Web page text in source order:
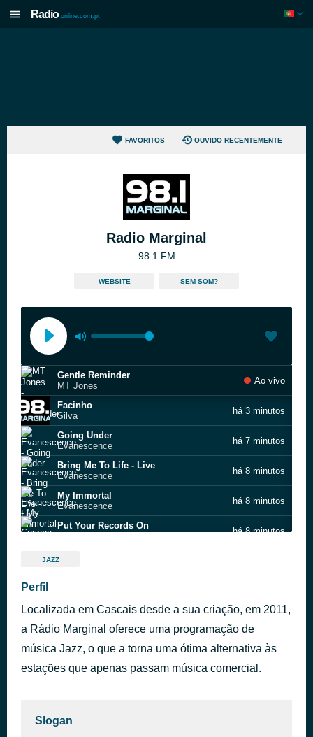
Radio online.com.pt
FAVORITOS OUVIDO RECENTEMENTE
Radio Marginal
98.1 FM
WEBSITE SEM SOM?
Gentle Reminder
MT Jones
Ao vivo
Facinho
Silva
há 3 minutos
Going Under
Evanescence
há 7 minutos
Bring Me To Life - Live
Evanescence
há 8 minutos
My Immortal
Evanescence
há 8 minutos
Put Your Records On
há 8 minutos
It's All Good
Can I Call You Rose?
Thee Sacred Souls
Human Nature
Michael Jackson
há 22 minutos
JAZZ
Perfil
Localizada em Cascais desde a sua criação, em 2011,
a Rádio Marginal oferece uma programação de
música Jazz, o que a torna uma ótima alternativa às
estações que apenas passam música comercial.
Slogan